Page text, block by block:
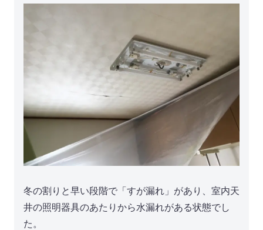
冬の割りと早い段階で「すが漏れ」があり、室内天
井の照明器具のあたりから水漏れがある状態でし
た。